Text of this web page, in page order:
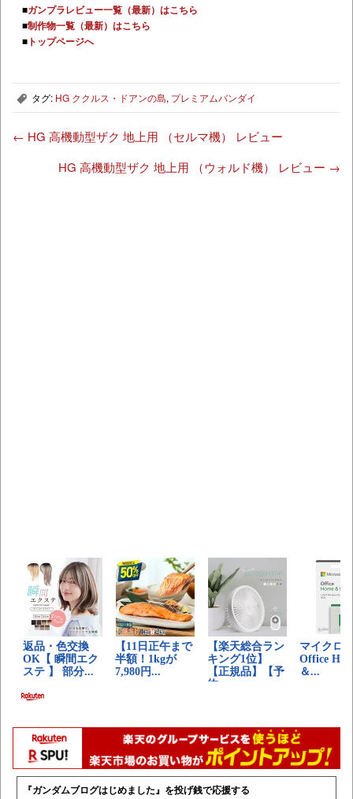
■ガンプラレビュー一覧（最新）はこちら
■制作物一覧（最新）はこちら
■ トップページへ
, タグ: HG ククルス・ドアンの島, プレミアムバンダイ
← HG 高機動型ザク 地上用 （セルマ機） レビュー
HG 高機動型ザク 地上用 （ウォルド機） レビュー →
『ガンダムブログはじめました』を投げ銭で応援する